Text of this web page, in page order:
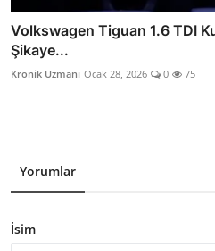
Volkswagen Tiguan 1.6 TDI
Şikaye...
Kronik Uzmanı Ocak 28, 2026 0 75
Yorumlar
İsim